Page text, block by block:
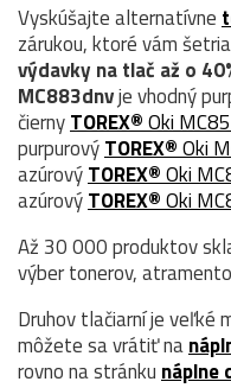
Vyskúšajte alternatívne
zárukou, ktoré vám
výdavky na tlač až o
MC883dnvje vhodný
čiernyTOREX®Oki
purpurovýTOREX®Oki
azúrovýTOREX®Oki
azúrovýTOREX®Oki
Až 30 000 produktov
výber tonerov,
Druhov tlačiarní je veľké
môžete sa vrátiť na
rovno na stránku náplne